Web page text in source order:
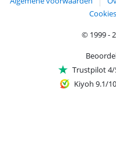
Cookies
© 1999 -
Trustpilot 4/
Kiyoh 9.1/10